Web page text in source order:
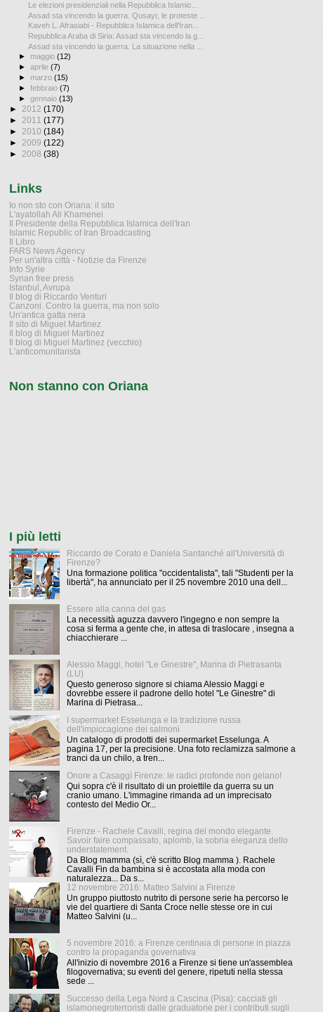
Le elezioni presidenziali nella Repubblica Islamic...
Assad sta vincendo la guerra. Qusayr, le proteste ...
Kaveh L. Afrasiabi - Repubblica Islamica dell'Iran...
Repubblica Araba di Siria: Assad sta vincendo la g...
Assad sta vincendo la guerra. La situazione nella ...
► maggio(12)
►aprile(7)
► marzo(15)
►febbraio(7)
►gennaio(13)
► 2012 (170)
► 2011 (177)
► 2010 (184)
► 2009 (122)
► 2008 (38)
Links
Io non sto con Oriana: il sito
L'ayatollah Ali Khamenei
Il Presidente della Repubblica Islamica dell'Iran
Islamic Republic of Iran Broadcasting
Il Libro
FARS News Agency
Per un'altra città - Notizie da Firenze
Info Syrie
Syrian free press
Istanbul, Avrupa
Il blog di Riccardo Venturi
Canzoni. Contro la guerra, ma non solo
Un'antica gatta nera
Il sito di Miguel Martinez
Il blog di Miguel Martinez
Il blog di Miguel Martinez (vecchio)
L'anticomunitarista
Non stanno con Oriana
I più letti
Riccardo de Corato e Daniela Santanché all'Università di
Firenze?
Una formazione politica "occidentalista", tali "Studenti per la
libertà", ha annunciato per il 25 novembre 2010 una dell...
Essere alla canna del gas
La necessità aguzza davvero l'ingegno e non sempre la
cosa si ferma a gente che, in attesa di traslocare , insegna a
chiacchierare ...
Alessio Maggi, hotel "Le Ginestre", Marina di Pietrasanta
(LU)
Questo generoso signore si chiama Alessio Maggi e
dovrebbe essere il padrone dello hotel "Le Ginestre" di
Marina di Pietrasa...
I supermarket Esselunga e la tradizione russa
dell'impiccagione dei salmoni
Un catalogo di prodotti dei supermarket Esselunga. A
pagina 17, per la precisione. Una foto reclamizza salmone a
tranci da un chilo, a tren...
Onore a Casaggì Firenze: le radici profonde non gelano!
Qui sopra c'è il risultato di un proiettile da guerra su un
cranio umano. L'immagine rimanda ad un imprecisato
contesto del Medio Or...
Firenze - Rachele Cavalli, regina del mondo elegante.
Savoir faire compassato, aplomb, la sobria eleganza dello
understatement.
Da Blog mamma (sì, c'è scritto Blog mamma ). Rachele
Cavalli Fin da bambina si è accostata alla moda con
naturalezza... Da s...
12 novembre 2016: Matteo Salvini a Firenze
Un gruppo piuttosto nutrito di persone serie ha percorso le
vie del quartiere di Santa Croce nelle stesse ore in cui
Matteo Salvini (u...
5 novembre 2016: a Firenze centinaia di persone in piazza
contro la propaganda governativa
All'inizio di novembre 2016 a Firenze si tiene un'assemblea
filogovernativa; su eventi del genere, ripetuti nella stessa
sede ...
Successo della Lega Nord a Cascina (Pisa): cacciati gli
islamonegroterroristi dalle graduatorie per i contributi sugli